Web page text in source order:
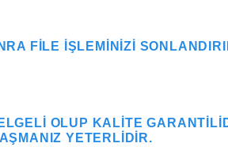
FILE IŞLEMINIZI
OLUP KALITE
YETERLIDIR.